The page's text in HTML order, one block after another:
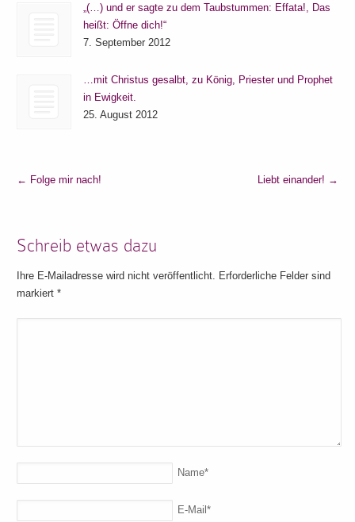
„(…) und er sagte zu dem Taubstummen: Effata!, Das
heißt: Öffne dich!“
7. September 2012
…mit Christus gesalbt, zu König, Priester und Prophet
in Ewigkeit.
25. August 2012
← Folge mir nach! Liebt einander! →
Schreib etwas dazu
Ihre E-Mailadresse wird nicht veröffentlicht. Erforderliche Felder sind
markiert*
Name*
E-Mail*